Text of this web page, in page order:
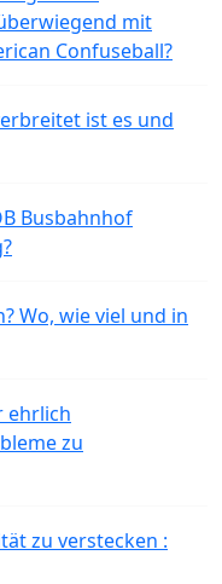
mit
Confuseball?
ist es und
Busbahnhof
Wo, wie viel und in
ehrlich
zu
zu verstecken :